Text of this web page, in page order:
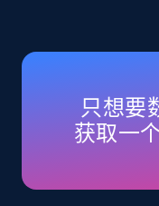
Title, Seller
35.3K+
只想要
获取一